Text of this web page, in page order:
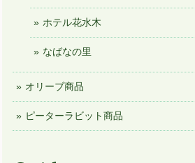
ホテル花水木
なばなの里
オリーブ商品
ピーターラビット商品